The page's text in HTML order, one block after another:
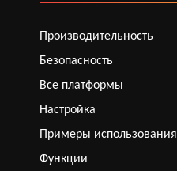
Производительность
Безопасность
Все платформы
Настройка
Примеры использования
Функции